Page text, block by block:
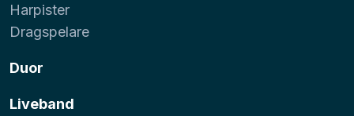
Harpister
Dragspelare
Duor
Liveband